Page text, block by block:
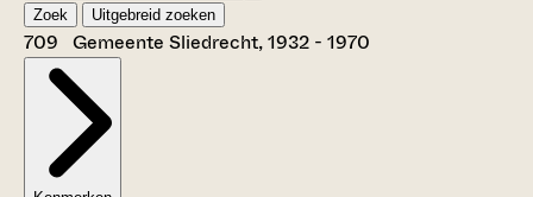
Zoek Uitgebreid zoeken
709 Gemeente Sliedrecht, 1932 - 1970